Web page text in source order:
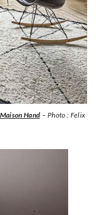
Hand – Photo : Felix